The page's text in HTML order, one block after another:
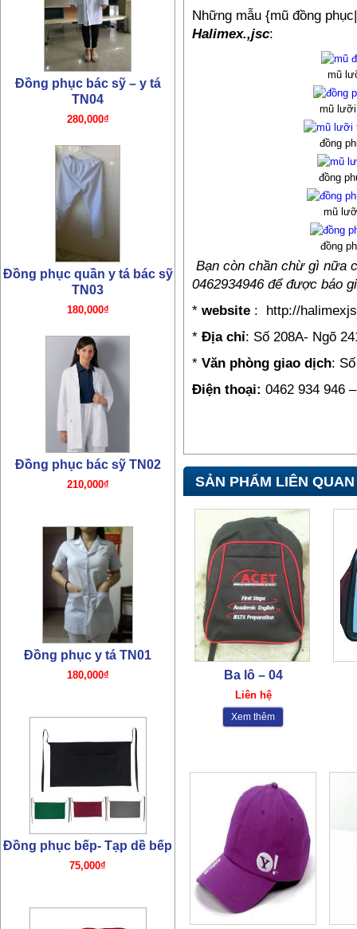
Những mẫu {mũ đồng
Halimex.,jsc:
mũ
mũ lưỡi
đồng
đồng
mũ
đồng
Bạn còn chần chừ gì nữa
0462934946 để được báo
* website : http://
* Địa chỉ: Số 208A- Ngõ
* Văn phòng giao dịch:
Điện thoại: 0462 934 946
SẢN PHẨM LIÊN QUAN
Ba lô – 04
Liên hệ
Xem thêm
Đồng phục bác sỹ – y tá
TN04
280,000₫
Đồng phục quần y tá bác sỹ
TN03
180,000₫
Đồng phục bác sỹ TN02
210,000₫
Đồng phục y tá TN01
180,000₫
Đồng phục bếp- Tạp dề bếp
75,000₫